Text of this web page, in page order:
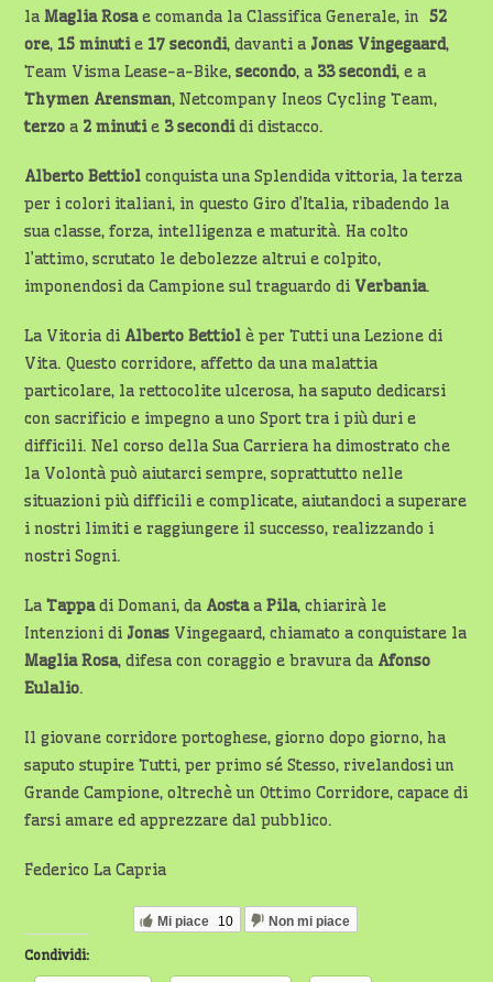
laMaglia Rosae comanda la Classifica Generale, in52
ore, 15 minutie 17 secondi, davanti a Jonas Vingegaard,
Team Visma Lease-a-Bike,secondo, a 33 secondi, e a
Thymen Arensman, Netcompany Ineos Cycling Team,
terzo a 2 minutie 3 secondidi distacco.
Alberto Bettiol conquista una Splendida vittoria, la terza
per i colori italiani, in questo Giro d’Italia, ribadendo la
sua classe, forza, intelligenza e maturità. Ha colto
l’attimo, scrutato le debolezze altrui e colpito,
imponendosi da Campione sul traguardo di Verbania.
La Vitoria di Alberto Bettiol è per Tutti una Lezione di
Vita. Questo corridore, affetto da una malattia
particolare, la rettocolite ulcerosa, ha saputo dedicarsi
con sacrificio e impegno a uno Sport tra i più duri e
difficili. Nel corso della Sua Carriera ha dimostrato che
la Volontà può aiutarci sempre, soprattutto nelle
situazioni più difficili e complicate, aiutandoci a superare
i nostri limiti e raggiungere il successo, realizzando i
nostri Sogni.
LaTappadi Domani, da AostaaPila, chiarirà le
Intenzioni di Jonas Vingegaard, chiamato a conquistare la
Maglia Rosa, difesa con coraggio e bravura da Afonso
Eulalio.
Il giovane corridore portoghese, giorno dopo giorno, ha
saputo stupire Tutti, per primo sé Stesso, rivelandosi un
Grande Campione, oltrechè un Ottimo Corridore, capace di
farsi amare ed apprezzare dal pubblico.
Federico La Capria
Mi piace 10 Non mi piace
Condividi: